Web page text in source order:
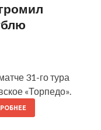
31-го тура
«Торпедо».